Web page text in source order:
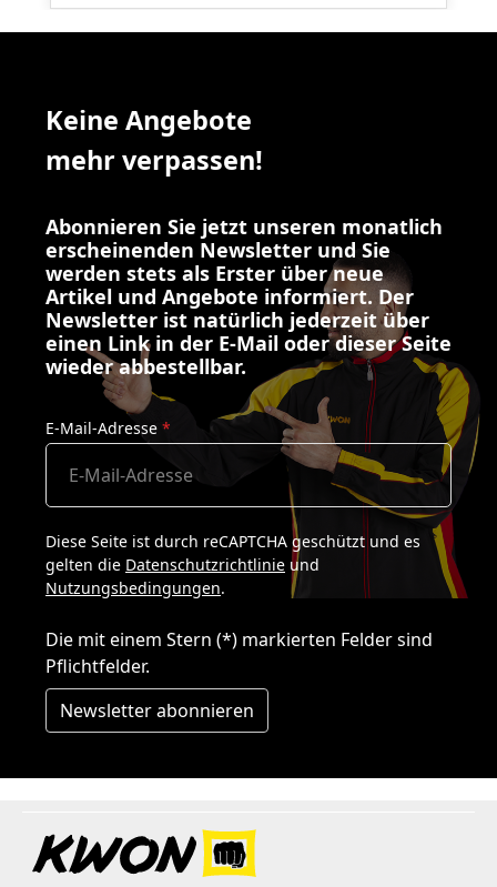
Keine Angebote
mehr verpassen!
Abonnieren Sie jetzt unseren monatlich
erscheinenden Newsletter und Sie
werden stets als Erster über neue
Artikel und Angebote informiert. Der
Newsletter ist natürlich jederzeit über
einen Link in der E-Mail oder dieser Seite
wieder abbestellbar.
E-Mail-Adresse *
Diese Seite ist durch reCAPTCHA geschützt und es
gelten die Datenschutzrichtlinie und
Nutzungsbedingungen.
Die mit einem Stern (*) markierten Felder sind
Pflichtfelder.
Newsletter abonnieren